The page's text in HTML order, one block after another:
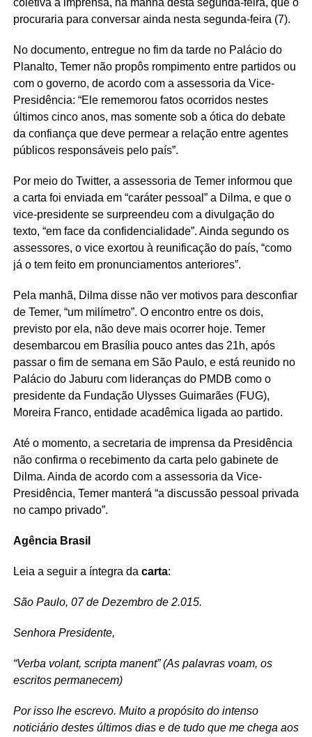
procuraria para conversar ainda nesta segunda-feira (7).
No documento, entregue no fim da tarde no Palácio do
Planalto, Temer não propôs rompimento entre partidos ou
com o governo, de acordo com a assessoria da Vice-
Presidência: “Ele rememorou fatos ocorridos nestes
últimos cinco anos, mas somente sob a ótica do debate
da confiança que deve permear a relação entre agentes
públicos responsáveis pelo país”.
Por meio do Twitter, a assessoria de Temer informou que
a carta foi enviada em “caráter pessoal” a Dilma, e que o
vice-presidente se surpreendeu com a divulgação do
texto, “em face da confidencialidade”. Ainda segundo os
assessores, o vice exortou à reunificação do país, “como
já o tem feito em pronunciamentos anteriores”.
Pela manhã, Dilma disse não ver motivos para desconfiar
de Temer, “um milímetro”. O encontro entre os dois,
previsto por ela, não deve mais ocorrer hoje. Temer
desembarcou em Brasília pouco antes das 21h, após
passar o fim de semana em São Paulo, e está reunido no
Palácio do Jaburu com lideranças do PMDB como o
presidente da Fundação Ulysses Guimarães (FUG),
Moreira Franco, entidade acadêmica ligada ao partido.
Até o momento, a secretaria de imprensa da Presidência
não confirma o recebimento da carta pelo gabinete de
Dilma. Ainda de acordo com a assessoria da Vice-
Presidência, Temer manterá “a discussão pessoal privada
no campo privado”.
Agência Brasil
Leia a seguir a íntegra da carta:
São Paulo, 07 de Dezembro de 2.015.
Senhora Presidente,
“Verba volant, scripta manent” (As palavras voam, os
escritos permanecem)
Por isso lhe escrevo. Muito a propósito do intenso
noticiário destes últimos dias e de tudo que me chega aos